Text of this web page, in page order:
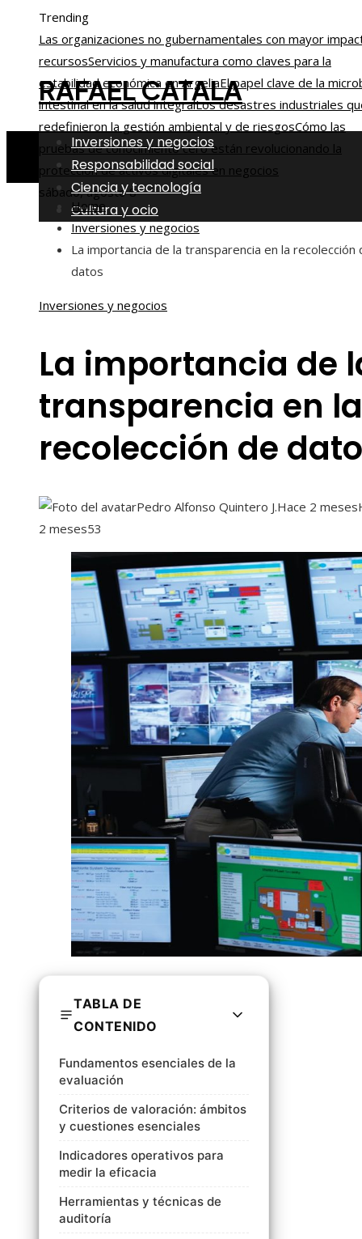
Trending
Las organizaciones no gubernamentales con mayor
recursosServicios y manufactura como claves para la
estabilidad económica en ArgeliaEl papel clave de la
intestinal en la salud integralLos desastres industriales
redefinieron la gestión ambiental y de riesgosCómo las
pruebas de conocimiento cero están revolucionando la
protección de activos digitales en negocios
sábado, agosto 8
RAFAEL CATALA
Inversiones y negocios
Responsabilidad social
Ciencia y tecnología
Cultura y ocio
Home
Inversiones y negocios
La importancia de la transparencia en la recolección
datos
Inversiones y negocios
La importancia de
transparencia en la
recolección de
Pedro Alfonso Quintero J.Hace 2 meses
2 meses53
TABLA DE
CONTENIDO
Fundamentos esenciales de la
evaluación
Criterios de valoración: ámbitos
y cuestiones esenciales
Indicadores operativos para
medir la eficacia
Herramientas y técnicas de
auditoría